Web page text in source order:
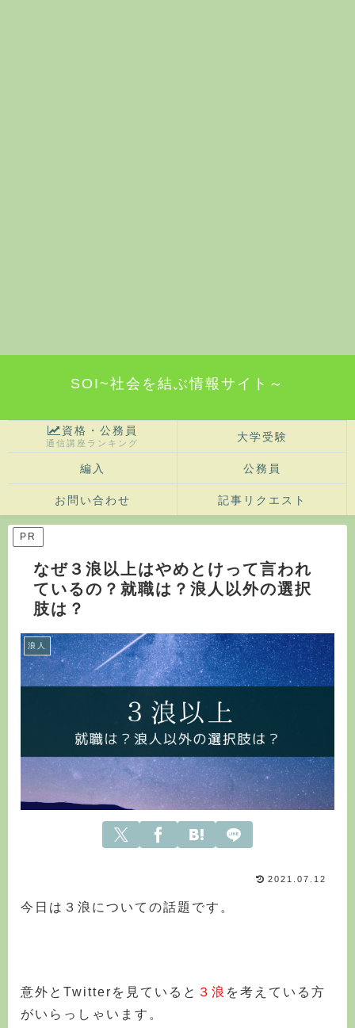
SOI~社会を結ぶ情報サイト～
資格・公務員
通信講座ランキング
大学受験
編入 公務員
お問い合わせ 記事リクエスト
PR
なぜ３浪以上はやめとけって言われ
ているの？就職は？浪人以外の選択
肢は？
浪人
2021.07.12
今日は３浪についての話題です。
意外とTwitterを見ていると ３浪 を考えている方
がいらっしゃいます。